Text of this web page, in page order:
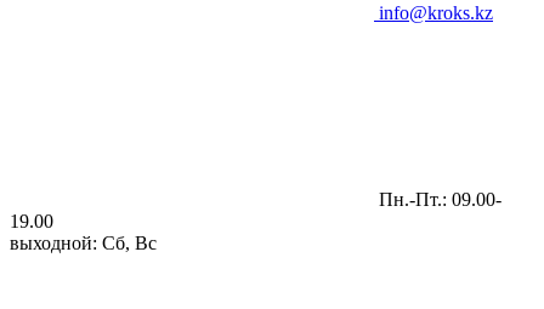
info@kroks.kz
Пн.-Пт.: 09.00-
19.00
выходной: Сб, Вс